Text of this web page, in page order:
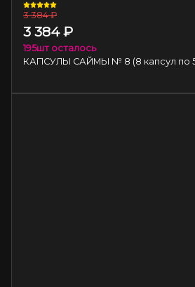
КАПСУЛЫ САЙМЫ № 8 (8 капсул по
195шт осталось
3 384 ₽
3 384₽